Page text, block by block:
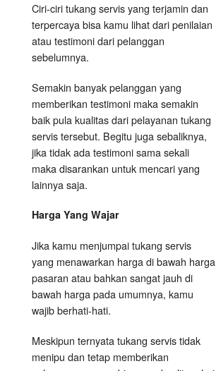
Ciri-ciri tukang servis yang terjamin dan
terpercaya bisa kamu lihat dari penilaian
atau testimoni dari pelanggan
sebelumnya.
Semakin banyak pelanggan yang
memberikan testimoni maka semakin
baik pula kualitas dari pelayanan tukang
servis tersebut. Begitu juga sebaliknya,
jika tidak ada testimoni sama sekali
maka disarankan untuk mencari yang
lainnya saja.
Harga Yang Wajar
Jika kamu menjumpai tukang servis
yang menawarkan harga di bawah harga
pasaran atau bahkan sangat jauh di
bawah harga pada umumnya, kamu
wajib berhati-hati.
Meskipun ternyata tukang servis tidak
menipu dan tetap memberikan